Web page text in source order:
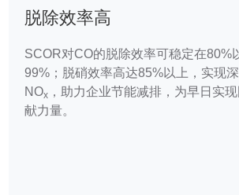
脱除效率高
SCOR对CO的脱除效率可稳定在80%
99%；脱硝效率高达85%以上，实现
NOx ，助力企业节能减排，为早日实
献力量。